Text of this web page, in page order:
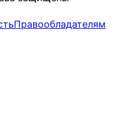
Правообладателям